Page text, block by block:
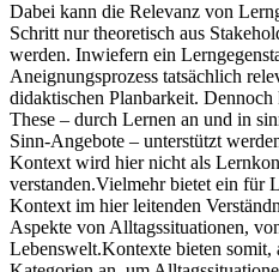
Dabei kann die Relevanz von
Schritt nur theoretisch aus
werden. Inwiefern ein
Aneignungsprozess tatsächlich
didaktischen Planbarkeit. Dennoch
These – durch Lernen an und in
Sinn-Angebote – unterstützt
Kontext wird hier nicht als
verstanden.Vielmehr bietet ein für
Kontext im hier leitenden
Aspekte von Alltagssituationen,
Lebenswelt.Kontexte bieten somit,